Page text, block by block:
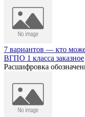
7 вариантов — кто
ВГПО 1 класса заказное
Расшифровка